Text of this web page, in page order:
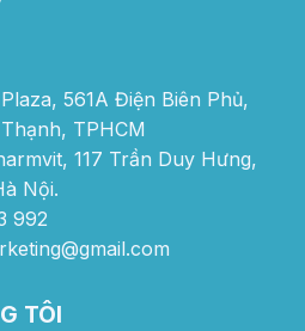
561A Điện Biên Phủ,
TPHCM
117 Trần Duy Hưng,
Nội.
992
TÔI